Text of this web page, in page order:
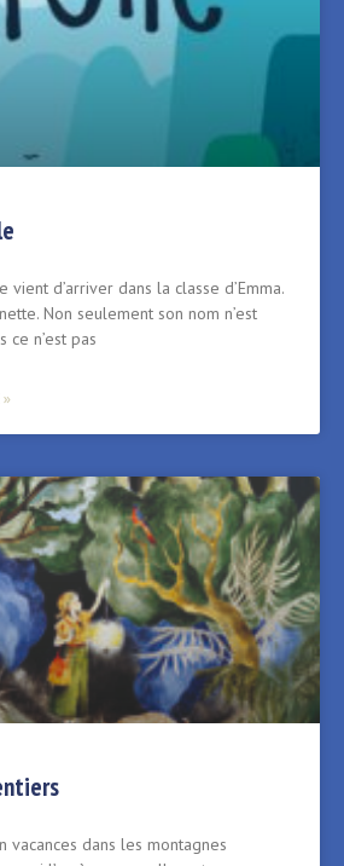
d’arriver dans la classe d’Emma.
Non seulement son nom n’est
ce n’est pas
»
vacances dans les montagnes